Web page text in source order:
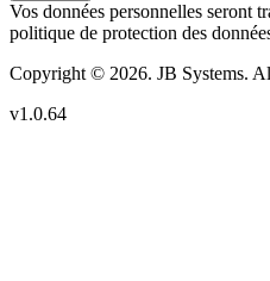
Vos données personnelles seront
politique de protection des
Copyright © 2026. JB Systems.
v1.0.64